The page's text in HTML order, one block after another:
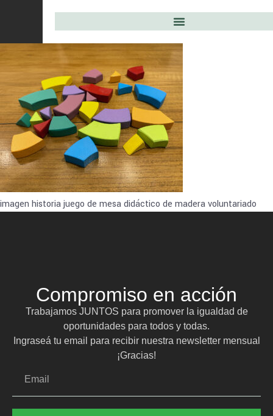
imagen historia juego de mesa didáctico de madera voluntariado
Compromiso en acción
Trabajamos JUNTOS para promover la igualdad de
oportunidades para todos y todas.
Ingraseá tu email para recibir nuestra newsletter mensual
¡Gracias!